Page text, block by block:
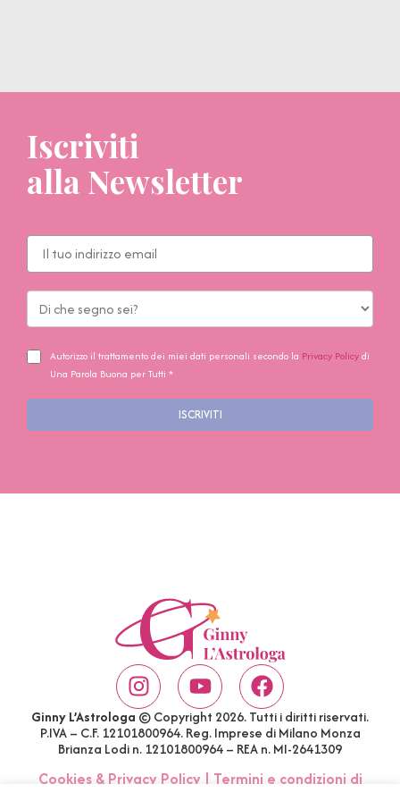
Iscriviti
alla Newsletter
Autorizzo il trattamento dei miei dati personali secondo la Privacy Policydi
Una Parola Buona per Tutti *
ISCRIVITI
Ginny L’Astrologa © Copyright 2026. Tutti i diritti riservati.
P.IVA – C.F. 12101800964. Reg. Imprese di Milano Monza
Brianza Lodi n. 12101800964 – REA n. MI-2641309
Cookies & Privacy Policy| Termini e condizioni di